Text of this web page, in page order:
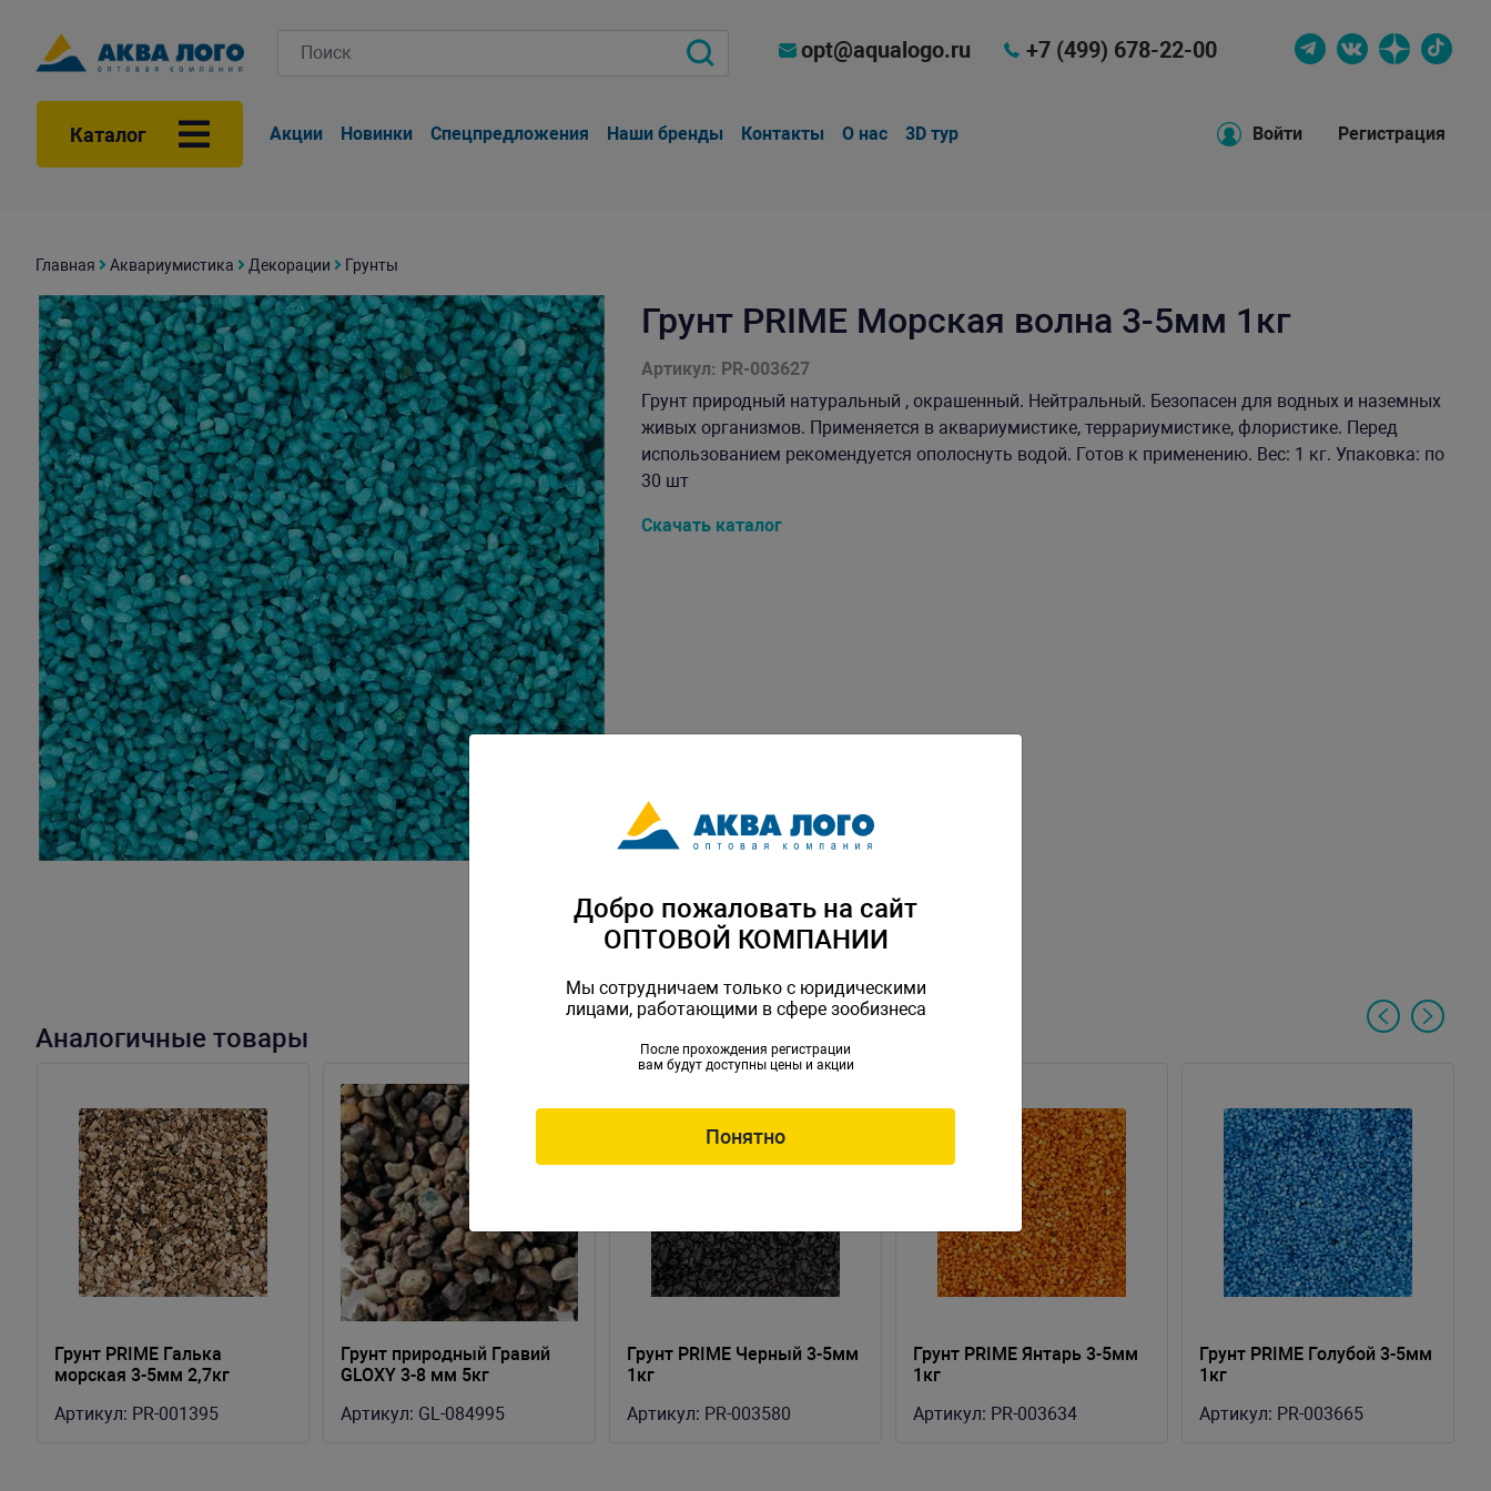
opt@aqualogo.ru +7 (499) 678-22-00
Каталог Акции Новинки Спецпредложения Наши бренды Контакты О нас 3D тур Войти Регистрация
Главная Аквариумистика Декорации Грунты
Грунт PRIME Морская волна 3-5мм 1кг
Артикул: PR-003627
Грунт природный натуральный , окрашенный. Нейтральный. Безопасен для водных и наземных
живых организмов. Применяется в аквариумистике, террариумистике, флористике. Перед
использованием рекомендуется ополоснуть водой. Готов к применению. Вес: 1 кг. Упаковка: по
30 шт
Скачать каталог
Аналогичные товары
Грунт PRIME Галька
морская 3-5мм 2,7кг
Артикул: PR-001395
Грунт природный Гравий
GLOXY 3-8 мм 5кг
Артикул: GL-084995
Грунт PRIME Черный 3-5мм
1кг
Артикул: PR-003580
Грунт PRIME Янтарь 3-5мм
1кг
Артикул: PR-003634
Грунт PRIME Голубой 3-5мм
1кг
Артикул: PR-003665
Добро пожаловать на сайт
ОПТОВОЙ КОМПАНИИ
Мы сотрудничаем только с юридическими
лицами, работающими в сфере зообизнеса
После прохождения регистрации
вам будут доступны цены и акции
Понятно